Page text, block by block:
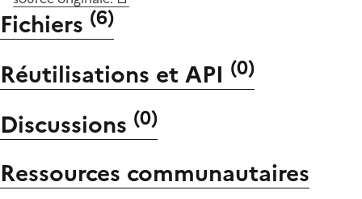
Fichiers (6)
Réutilisations et API (0)
Discussions (0)
Ressources communautaires